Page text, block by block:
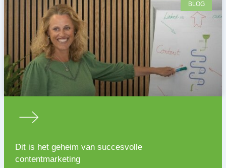
BLOG
Dit is het geheim van succesvolle
contentmarketing